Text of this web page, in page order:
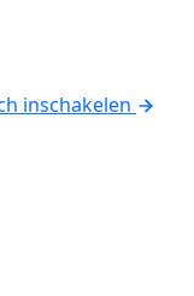
inschakelen